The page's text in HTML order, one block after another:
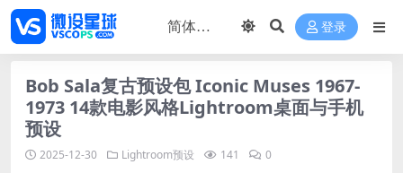
登录
Bob Sala复古预设包 Iconic Muses 1967-
1973 14款电影风格Lightroom桌面与手机
预设
2025-12-30 Lightroom预设 141 0